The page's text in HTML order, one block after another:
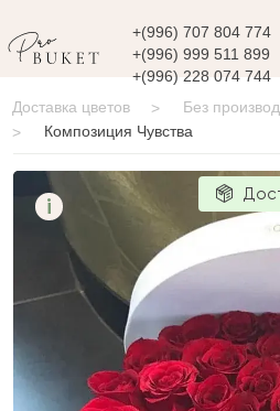
+(996) 707 804 774
+(996) 999 511 899
+(996) 228 074 744
Доставка цветов
Без
Композиция Чувства
i